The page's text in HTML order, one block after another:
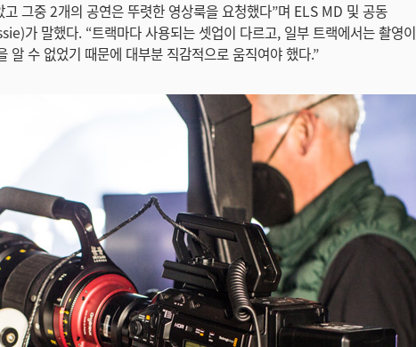
그중 2개의 공연은 뚜렷한 영상룩을 요청했다”며 ELS MD 및 공동
가 말했다. “트랙마다 사용되는 셋업이 다르고, 일부 트랙에서는 촬영이
알 수 없었기 때문에 대부분 직감적으로 움직여야 했다.”